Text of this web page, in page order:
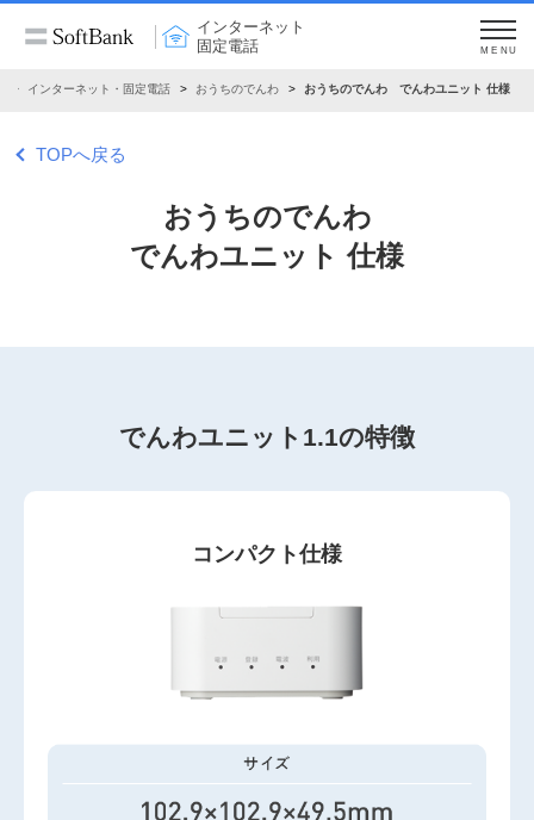
インターネット
固定電話
MENU
インターネット・固定電話 おうちのでんわ おうちのでんわ でんわユニット 仕様
TOPへ戻る
おうちのでんわ
でんわユニット 仕様
でんわユニット1.1の特徴
コンパクト仕様